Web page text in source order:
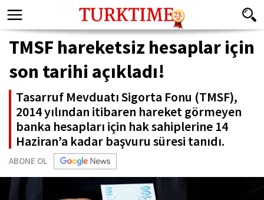
TMSF hareketsiz hesaplar için
son tarihi açıkladı!
Tasarruf Mevduatı Sigorta Fonu (TMSF),
2014 yılından itibaren hareket görmeyen
banka hesapları için hak sahiplerine 14
Haziran’a kadar başvuru süresi tanıdı.
ABONE OL